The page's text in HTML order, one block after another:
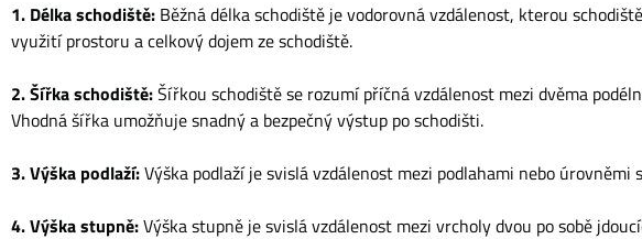
1. Délka schodiště: Běžná délka schodiště je vodorovná vzdálenost, kterou
využití prostoru a celkový dojem ze schodiště.
2. Šířka schodiště:Šířkou schodiště se rozumí příčná vzdálenost mezi dvěma
Vhodná šířka umožňuje snadný a bezpečný výstup po schodišti.
3. Výška podlaží:Výška podlaží je svislá vzdálenost mezi podlahami nebo
4. Výška stupně:Výška stupně je svislá vzdálenost mezi vrcholy dvou po sobě